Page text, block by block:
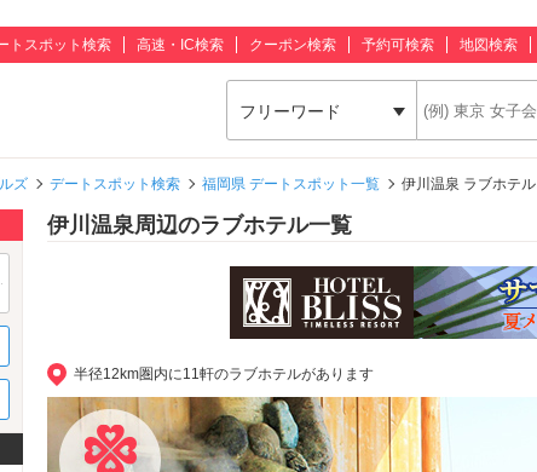
トスポット検索 高速・IC検索 クーポン検索 予約可検索 地図検索
フリーワード
ズ デートスポット検索 福岡県 デートスポット一覧 伊川温泉 ラブホテル
伊川温泉周辺のラブホテル一覧
半径12km圏内に11軒のラブホテルがあります